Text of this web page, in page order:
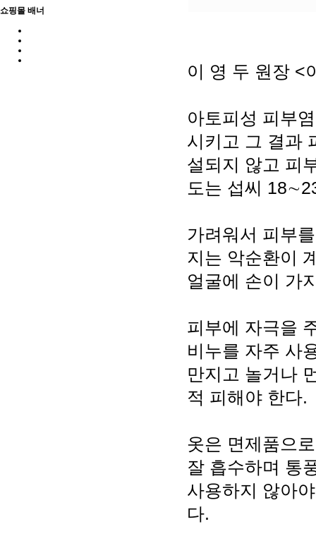
쇼핑몰 배너
이 영 두 원장 <
아토피성 피부
시키고 그 결과
설되지 않고 피
도는 섭씨
가려워서 피부
지는 악순환이
얼굴에 손이 가
피부에 자극을
비누를 자주 사
만지고 놀거나
적 피해야 한다.
옷은 면제품으
잘 흡수하며 통
사용하지 않아
다.